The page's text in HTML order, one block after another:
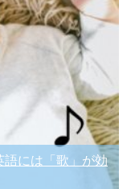
語には「歌」が効